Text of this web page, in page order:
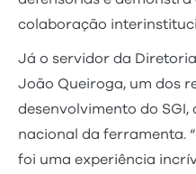
colaboração
Já o servidor da
João Queiroga, um dos
desenvolvimento do
nacional da ferramenta.
foi uma experiência